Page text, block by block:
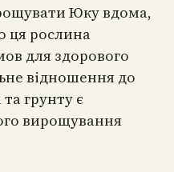
Юку вдома,
ця рослина
для здорового
відношення до
грунту є
вирощування